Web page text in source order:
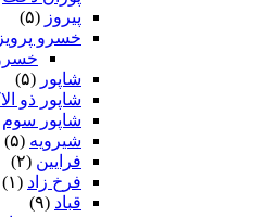
پیروز (۵)
خسرو پرویز
شاپور (۵)
شاپور ذو
شاپور سوم‏
شیرویه (۵)
فرایین (۲)
فرخ زاد (۱)
قباد (۹)